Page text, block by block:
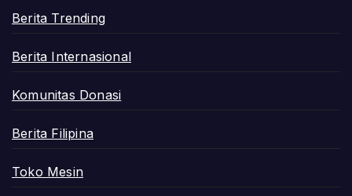
Berita Trending
Berita Internasional
Komunitas Donasi
Berita Filipina
Toko Mesin